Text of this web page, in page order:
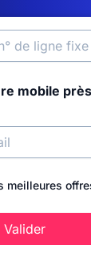
mobile
meilleures
Valider